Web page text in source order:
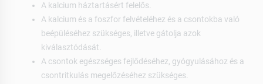
A kalcium háztartásért felelős.
A kalcium és a foszfor felvételéhez és a csontokba való
beépüléséhez szükséges, illetve gátolja azok
kiválasztódását.
A csontok egészséges fejlődéséhez, gyógyulásához és a
csontritkulás megelőzéséhez szükséges.